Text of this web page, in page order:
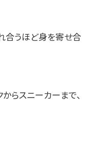
合うほど身を寄せ合
らスニーカーまで、